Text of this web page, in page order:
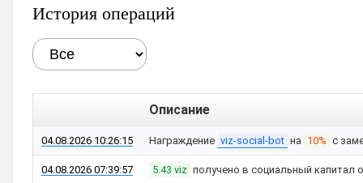
История операций
Описание
04.08.2026 10:26:15 Награждение viz-social-bot на 10% с
04.08.2026 07:39:57 5.43 viz получено в социальный капитал